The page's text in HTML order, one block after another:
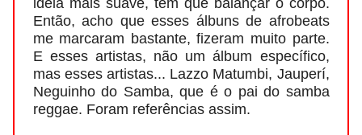
Então, acho que esses álbuns de afrobeats
me marcaram bastante, fizeram muito parte.
E esses artistas, não um álbum específico,
mas esses artistas... Lazzo Matumbi, Jauperí,
Neguinho do Samba, que é o pai do samba
reggae. Foram referências assim.